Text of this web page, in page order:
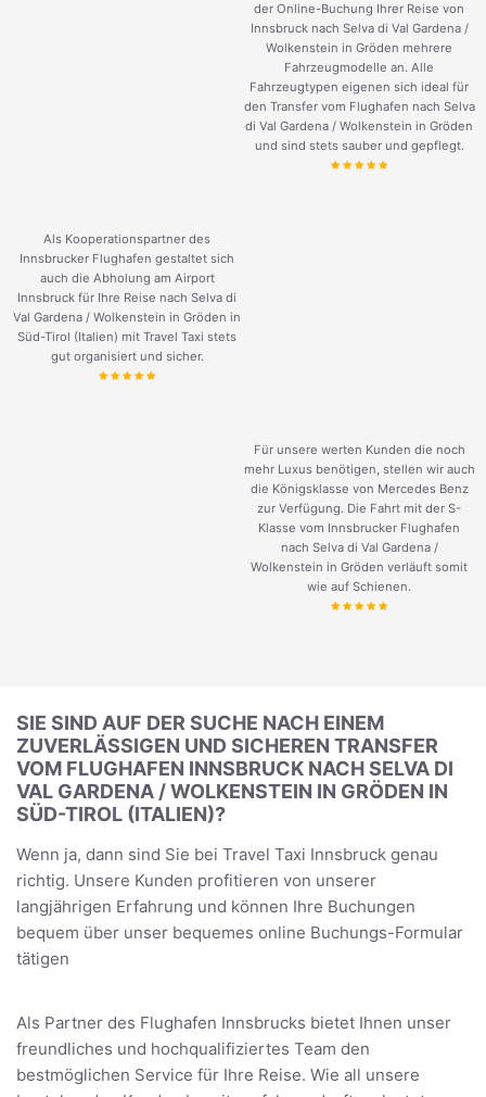
der Online-Buchung Ihrer Reise von
Innsbruck nach Selva di Val Gardena /
Wolkenstein in Gröden mehrere
Fahrzeugmodelle an. Alle
Fahrzeugtypen eigenen sich ideal für
den Transfer vom Flughafen nach Selva
di Val Gardena / Wolkenstein in Gröden
und sind stets sauber und gepflegt.
Als Kooperationspartner des
Innsbrucker Flughafen gestaltet sich
auch die Abholung am Airport
Innsbruck für Ihre Reise nach Selva di
Val Gardena / Wolkenstein in Gröden in
Süd-Tirol (Italien) mit Travel Taxi stets
gut organisiert und sicher.
Für unsere werten Kunden die noch
mehr Luxus benötigen, stellen wir auch
die Königsklasse von Mercedes Benz
zur Verfügung. Die Fahrt mit der S-
Klasse vom Innsbrucker Flughafen
nach Selva di Val Gardena /
Wolkenstein in Gröden verläuft somit
wie auf Schienen.
SIE SIND AUF DER SUCHE NACH EINEM
ZUVERLÄSSIGEN UND SICHEREN TRANSFER
VOM FLUGHAFEN INNSBRUCK NACH SELVA DI
VAL GARDENA / WOLKENSTEIN IN GRÖDEN IN
SÜD-TIROL (ITALIEN)?
Wenn ja, dann sind Sie bei Travel Taxi Innsbruck genau
richtig. Unsere Kunden profitieren von unserer
langjährigen Erfahrung und können Ihre Buchungen
bequem über unser bequemes online Buchungs-Formular
tätigen
Als Partner des Flughafen Innsbrucks bietet Ihnen unser
freundliches und hochqualifiziertes Team den
bestmöglichen Service für Ihre Reise. Wie all unsere